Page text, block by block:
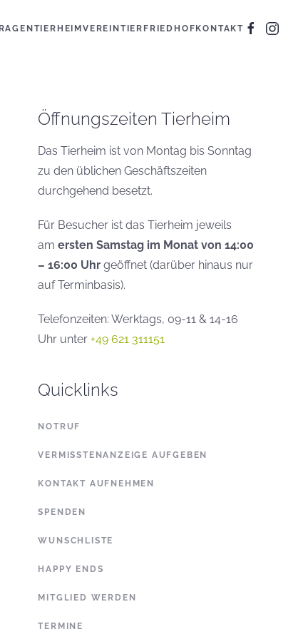
TIERHEIMVEREINTIERFRIEDHOFKONTAKT
Öffnungszeiten Tierheim
Das Tierheim ist von Montag bis Sonntag
zu den üblichen Geschäftszeiten
durchgehend besetzt.
Für Besucher ist das Tierheim jeweils
amersten Samstag im Monat von 14:00
– 16:00 Uhr geöffnet (darüber hinaus nur
auf Terminbasis).
Telefonzeiten: Werktags, 09-11 & 14-16
Uhr unter+49 621 311151
Quicklinks
NOTRUF
VERMISSTENANZEIGE AUFGEBEN
KONTAKT AUFNEHMEN
SPENDEN
WUNSCHLISTE
HAPPY ENDS
MITGLIED WERDEN
TERMINE